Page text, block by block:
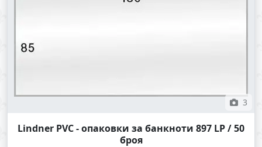
3
Lindner PVC - опаковки за банкноти 897 LP / 50
броя